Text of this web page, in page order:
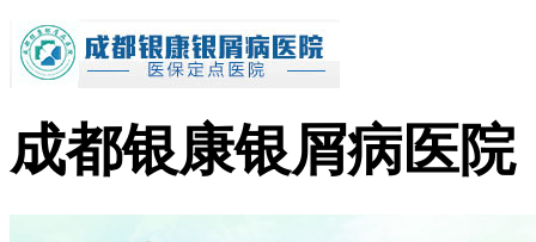
成都银康银屑病医院